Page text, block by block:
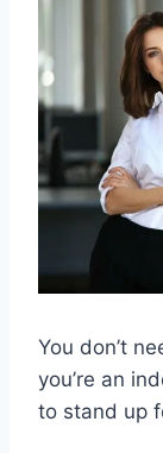
You don’t
you’re an
to stand up